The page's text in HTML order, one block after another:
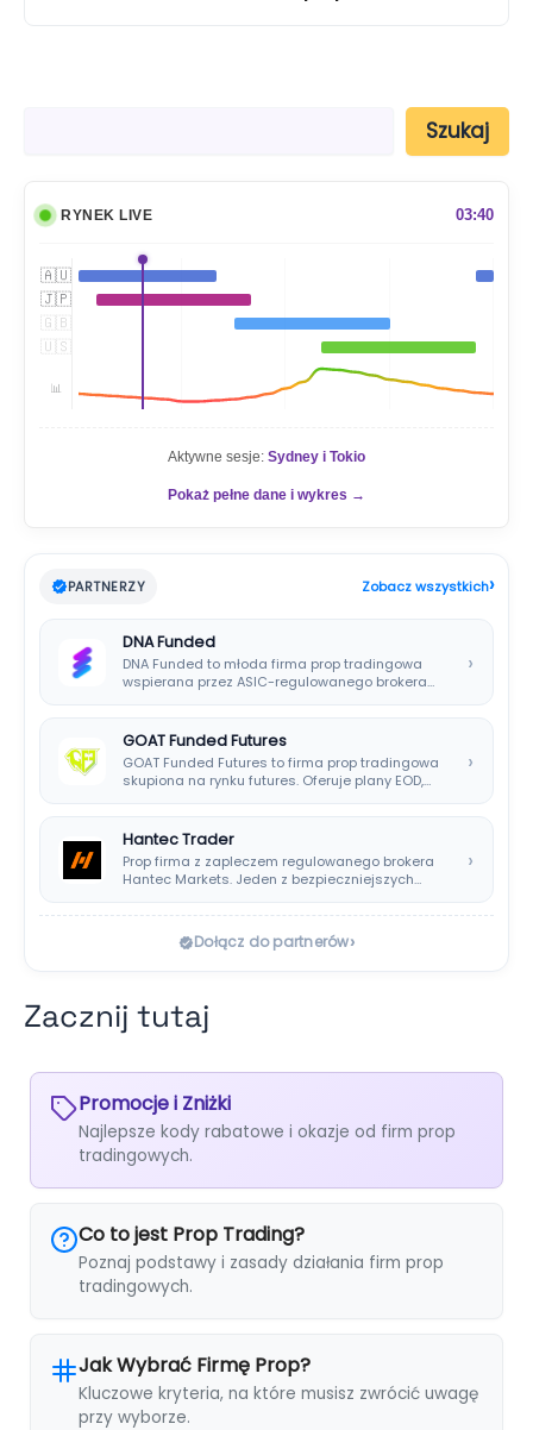
Szukaj
RYNEK LIVE 03:40
🇦🇺
🇯🇵
🇬🇧
🇺🇸
📊
Aktywne sesje: Sydney i Tokio
Pokaż pełne dane i wykres →
PARTNERZY Zobacz wszystkich›
DNA Funded
DNA Funded to młoda firma prop tradingowa
wspierana przez ASIC-regulowanego brokera
›
GOAT Funded Futures
GOAT Funded Futures to firma prop tradingowa
skupiona na rynku futures. Oferuje plany EOD,…
›
Hantec Trader
Prop firma z zapleczem regulowanego brokera
Hantec Markets. Jeden z bezpieczniejszych
›
Dołącz do partnerów›
Zacznij tutaj
Promocje i Zniżki
Najlepsze kody rabatowe i okazje od firm prop
tradingowych.
Co to jest Prop Trading?
Poznaj podstawy i zasady działania firm prop
tradingowych.
Jak Wybrać Firmę Prop?
Kluczowe kryteria, na które musisz zwrócić uwagę
przy wyborze.